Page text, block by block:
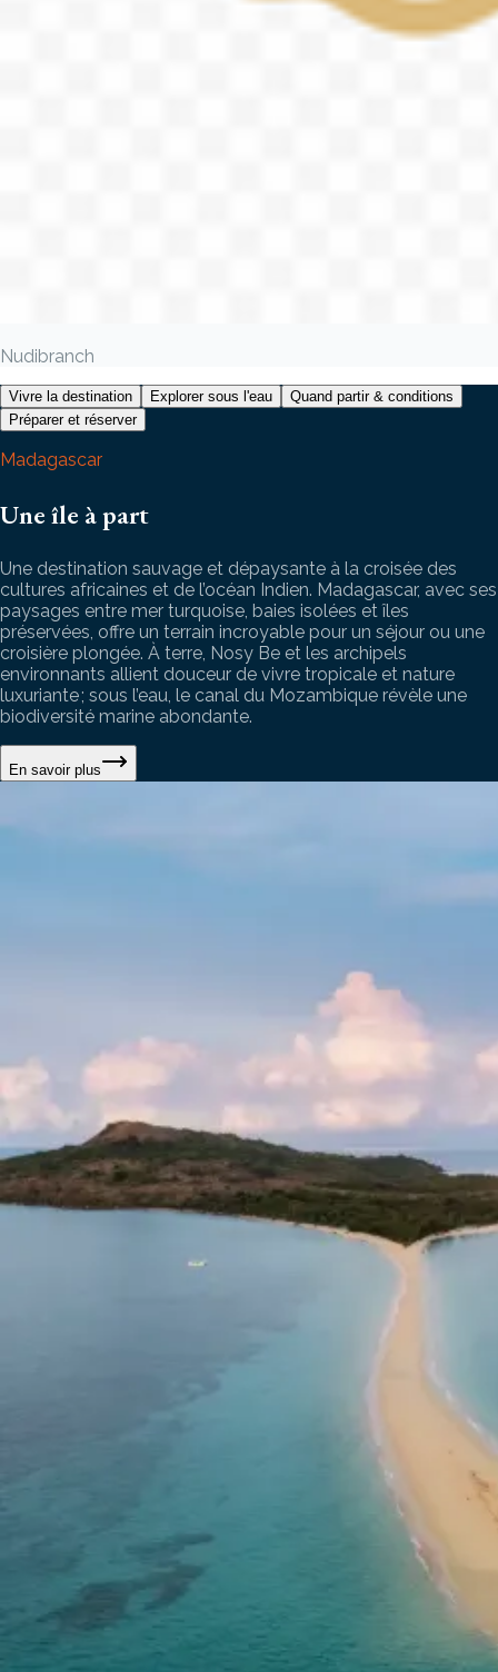
Nudibranch
Vivre la destination Explorer sous l'eau
Quand partir & conditions
Préparer et réserver
Madagascar
Une île à part
Une destination sauvage et dépaysante à la croisée des
cultures africaines et de l’océan Indien. Madagascar, avec ses
paysages entre mer turquoise, baies isolées et îles
préservées, offre un terrain incroyable pour un séjour ou une
croisière plongée. À terre, Nosy Be et les archipels
environnants allient douceur de vivre tropicale et nature
luxuriante ; sous l’eau, le canal du Mozambique révèle une
biodiversité marine abondante.
En savoir plus